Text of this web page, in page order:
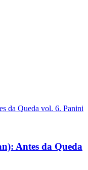
Antes da Queda